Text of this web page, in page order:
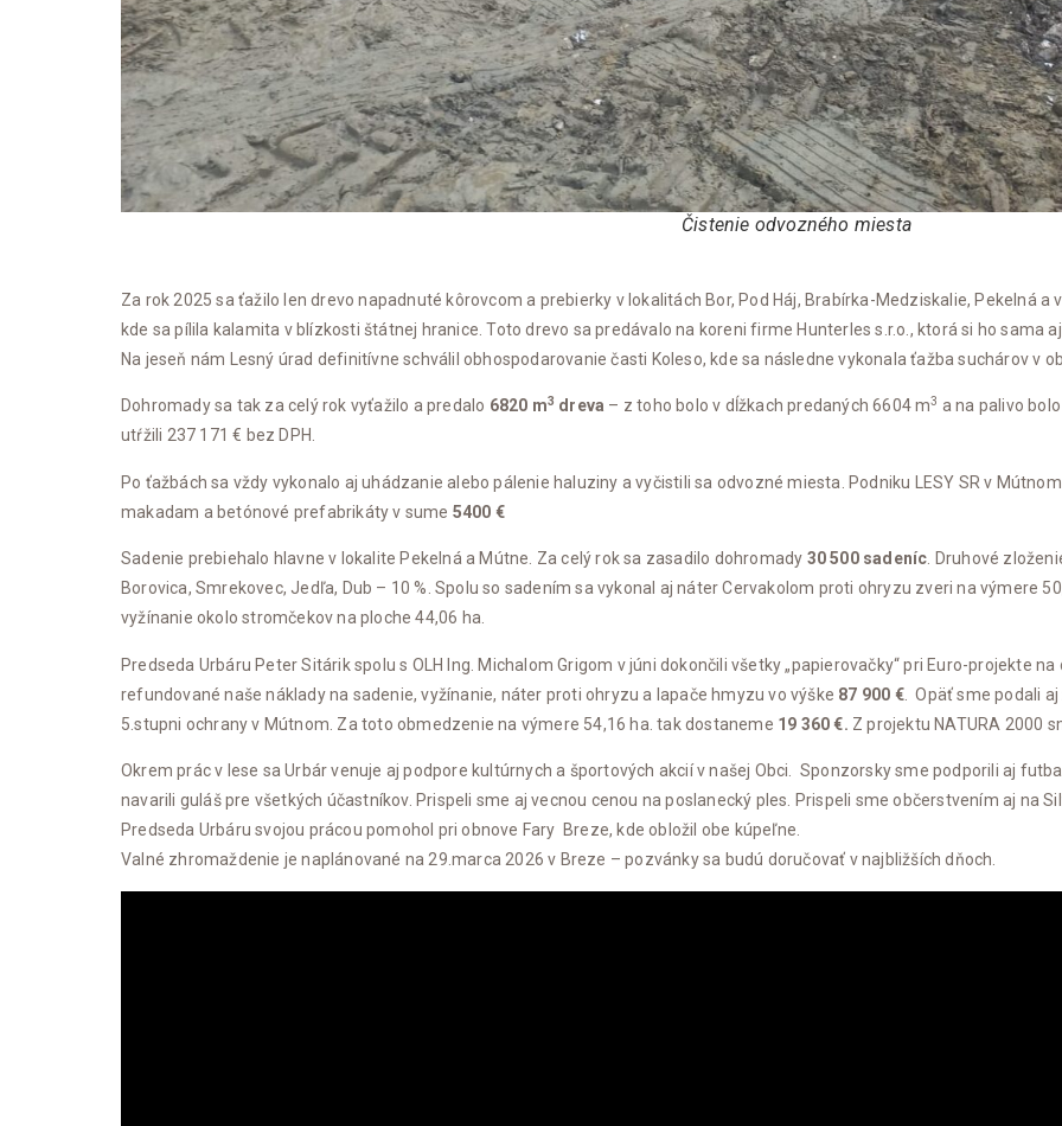
Čistenie odvozného miesta
Za rok 2025 sa ťažilo len drevo napadnuté kôrovcom a prebierky v lokalitách Bor, Pod Háj, Brabírka-Medziskalie, Pekelná
kde sa pílila kalamita v blízkosti štátnej hranice. Toto drevo sa predávalo na koreni firme Hunterles s.r.o., ktorá si ho sama
Na jeseň nám Lesný úrad definitívne schválil obhospodarovanie časti Koleso, kde sa následne vykonala ťažba suchárov v
Dohromady sa tak za celý rok vyťažilo a predalo 6820 m3 dreva – z toho bolo v dĺžkach predaných 6604 m3 a na palivo
utŕžili 237 171 € bez DPH.
Po ťažbách sa vždy vykonalo aj uhádzanie alebo pálenie haluziny a vyčistili sa odvozné miesta. Podniku LESY SR v
makadam a betónové prefabrikáty v sume 5400 €
Sadenie prebiehalo hlavne v lokalite Pekelná a Mútne. Za celý rok sa zasadilo dohromady 30 500 sadeníc . Druhové
Borovica, Smrekovec, Jedľa, Dub – 10 %. Spolu so sadením sa vykonal aj náter Cervakolom proti ohryzu zveri na výmere
vyžínanie okolo stromčekov na ploche 44,06 ha.
Predseda Urbáru Peter Sitárik spolu s OLH Ing. Michalom Grigom v júni dokončili všetky „papierovačky“ pri Euro-projekte
refundované naše náklady na sadenie, vyžínanie, náter proti ohryzu a lapače hmyzu vo výške 87 900 €. Opäť sme podali
5.stupni ochrany v Mútnom. Za toto obmedzenie na výmere 54,16 ha. tak dostaneme 19 360 €. Z projektu NATURA 2000
Okrem prác v lese sa Urbár venuje aj podpore kultúrnych a športových akcií v našej Obci. Sponzorsky sme podporili aj
navarili guláš pre všetkých účastníkov. Prispeli sme aj vecnou cenou na poslanecký ples. Prispeli sme občerstvením aj na
Predseda Urbáru svojou prácou pomohol pri obnove Fary Breze, kde obložil obe kúpeľne.
Valné zhromaždenie je naplánované na 29.marca 2026 v Breze – pozvánky sa budú doručovať v najbližších dňoch.